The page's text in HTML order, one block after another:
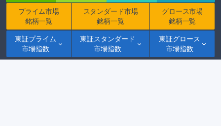
プライム市場
銘柄一覧
スタンダード市場
銘柄一覧
グロース市場
銘柄一覧
東証プライム
市場指数
東証スタンダード
市場指数
東証グロース
市場指数